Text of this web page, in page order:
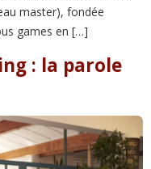
master), fondée
games en […]
: la parole